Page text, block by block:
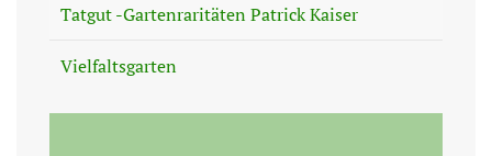
Tatgut -Gartenraritäten Patrick Kaiser
Vielfaltsgarten